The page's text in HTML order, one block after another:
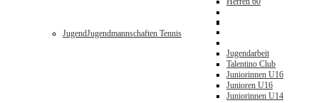
JugendJugendmannschaften Tennis
Jugendarbeit
Talentino Club
Juniorinnen U16
Junioren U16
Juniorinnen U14